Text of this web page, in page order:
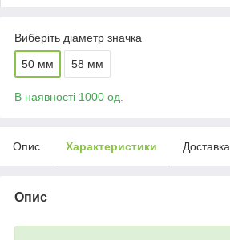
Виберіть діаметр значка
50 мм 58 мм
В наявності 1000 од.
Опис Характеристики Доставка
Опис